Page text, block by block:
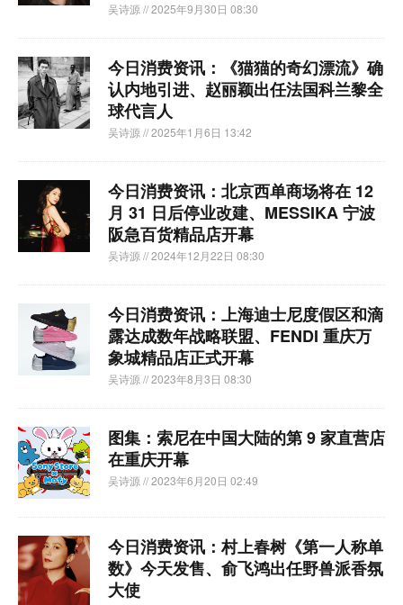
吴诗源 // 2025年9月30日 08:30
今日消费资讯：《猫猫的奇幻漂流》确
认内地引进、赵丽颖出任法国科兰黎全
球代言人
吴诗源 // 2025年1月6日 13:42
今日消费资讯：北京西单商场将在 12
月 31 日后停业改建、MESSIKA 宁波
阪急百货精品店开幕
吴诗源 // 2024年12月22日 08:30
今日消费资讯：上海迪士尼度假区和滴
露达成数年战略联盟、FENDI 重庆万
象城精品店正式开幕
吴诗源 // 2023年8月3日 08:30
图集：索尼在中国大陆的第 9 家直营店
在重庆开幕
吴诗源 // 2023年6月20日 02:49
今日消费资讯：村上春树《第一人称单
数》今天发售、俞飞鸿出任野兽派香氛
大使